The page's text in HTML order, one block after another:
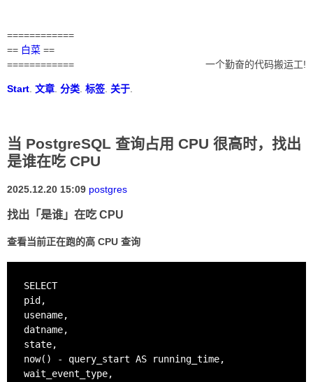
============
== 白菜 ==
============
一个勤奋的代码搬运工!
Start 文章 分类 标签 关于
当 PostgreSQL 查询占用 CPU 很高时，找出
是谁在吃 CPU
2025.12.20 15:09 postgres
找出「是谁」在吃 CPU
查看当前正在跑的高 CPU 查询
SELECT
pid,
usename,
datname,
state,
now() - query_start AS running_time,
wait_event_type,